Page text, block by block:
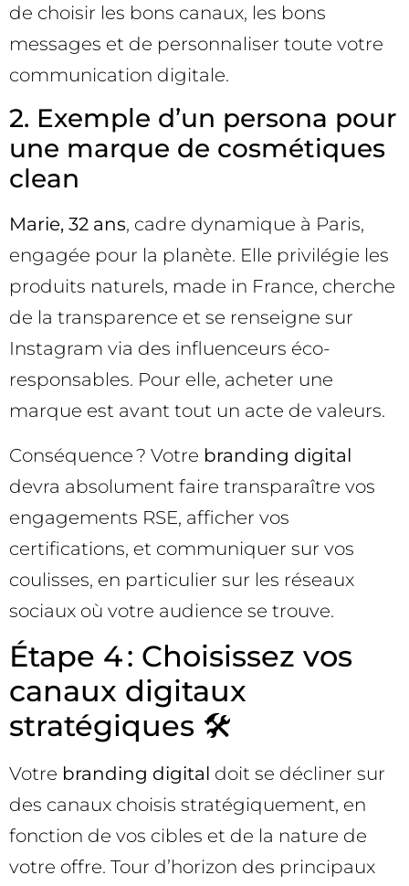
de choisir les bons canaux, les bons
messages et de personnaliser toute votre
communication digitale.
2. Exemple d’un persona pour
une marque de cosmétiques
clean
Marie, 32 ans, cadre dynamique à Paris,
engagée pour la planète. Elle privilégie les
produits naturels, made in France, cherche
de la transparence et se renseigne sur
Instagram via des influenceurs éco-
responsables. Pour elle, acheter une
marque est avant tout un acte de valeurs.
Conséquence ? Votre branding digital
devra absolument faire transparaître vos
engagements RSE, afficher vos
certifications, et communiquer sur vos
coulisses, en particulier sur les réseaux
sociaux où votre audience se trouve.
Étape 4 : Choisissez vos
canaux digitaux
stratégiques 🛠️
Votre branding digital doit se décliner sur
des canaux choisis stratégiquement, en
fonction de vos cibles et de la nature de
votre offre. Tour d’horizon des principaux